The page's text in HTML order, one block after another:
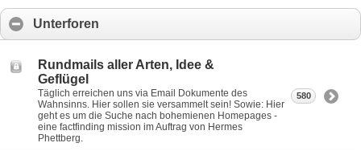
Unterforen
Rundmails aller Arten, Idee &
Geflügel
Täglich erreichen uns via Email Dokumente des
Wahnsinns. Hier sollen sie versammelt sein! Sowie: Hier
geht es um die Suche nach bohemienen Homepages -
eine factfinding mission im Auftrag von Hermes
Phettberg.
580